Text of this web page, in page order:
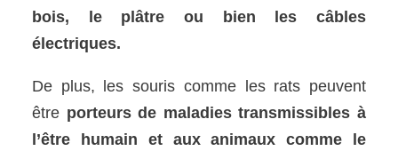
bois, le plâtre ou bien les câbles
électriques.
De plus, les souris comme les rats peuvent
être porteurs de maladies transmissibles à
l’être humain et aux animaux comme le